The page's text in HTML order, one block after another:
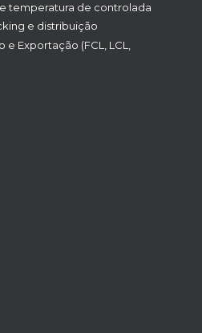
temperatura de controlada
e distribuição
Exportação (FCL, LCL,